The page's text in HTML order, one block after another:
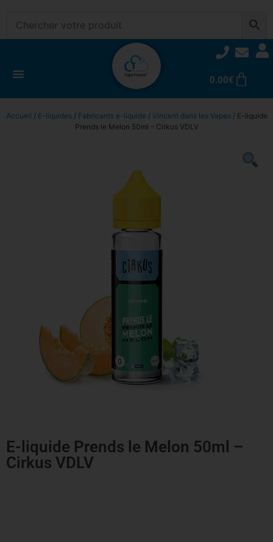
0.00€
Accueil / E-liquides/ Fabricants e-liquide / Vincent dans les Vapes/ E-liquide
Prends le Melon 50ml – Cirkus VDLV
E-liquide Prends le Melon 50ml –
Cirkus VDLV